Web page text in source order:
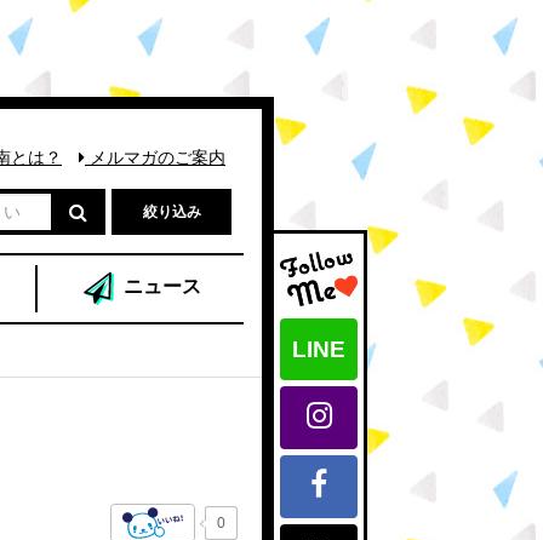
LINE
とは？
メルマガのご案内
絞り込み
ニュース
0